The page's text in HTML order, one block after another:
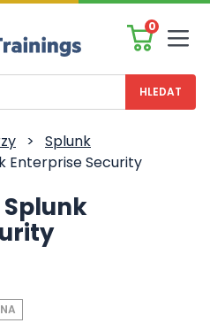
0
>
Splunk
Enterprise Security